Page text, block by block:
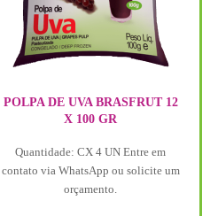
POLPA DE UVA BRASFRUT 12
X 100 GR
Quantidade: CX 4 UN Entre em
contato via WhatsApp ou solicite um
orçamento.